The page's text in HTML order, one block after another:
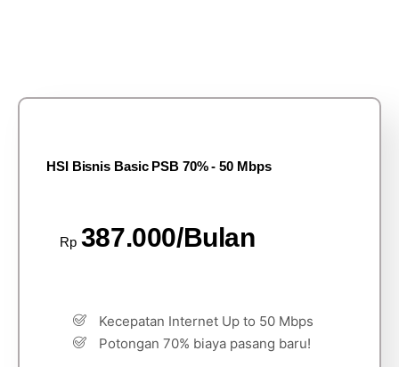
HSI Bisnis Basic PSB 70% - 50 Mbps
Rp 387.000/Bulan
Kecepatan Internet Up to 50 Mbps
Potongan 70% biaya pasang baru!